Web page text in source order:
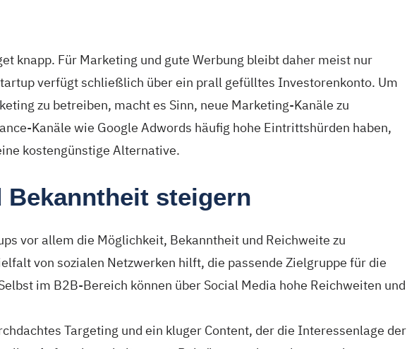
knapp. Für Marketing und gute Werbung bleibt daher meist nur
verfügt schließlich über ein prall gefülltes Investorenkonto. Um
zu betreiben, macht es Sinn, neue Marketing-Kanäle zu
Kanäle wie Google Adwords häufig hohe Eintrittshürden haben,
kostengünstige Alternative.
Bekanntheit steigern
vor allem die Möglichkeit, Bekanntheit und Reichweite zu
von sozialen Netzwerken hilft, die passende Zielgruppe für die
im B2B-Bereich können über Social Media hohe Reichweiten und
Targeting und ein kluger Content, der die Interessenlage der